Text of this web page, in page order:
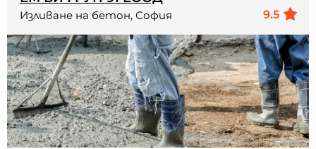
9.5
Изливане на бетон, София